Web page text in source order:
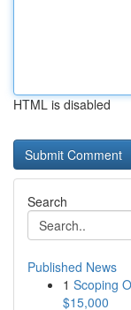
HTML is disabled
Search
Published News
1 Scoping
$15,000